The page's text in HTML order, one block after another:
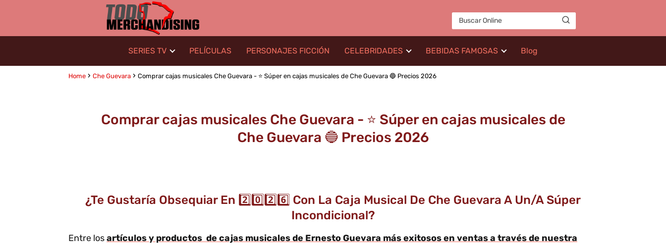
SERIES TV PELÍCULAS PERSONAJES FICCIÓN CELEBRIDADES BEBIDAS FAMOSAS Blog
Home Che Guevara Comprar cajas musicales Che Guevara - ⭐️ Súper en cajas musicales de Che Guevara 🔵 Precios 2026
Comprar cajas musicales Che Guevara - ⭐️ Súper en cajas musicales de
Che Guevara 🔵 Precios 2026
¿Te Gustaría Obsequiar En 2️⃣0️⃣2️⃣6️⃣ Con La Caja Musical De Che Guevara A Un/a Súper
Incondicional?
Entre losartículos y productos de cajas musicales de Ernesto Guevara más exitosos en ventas a través de nuestra